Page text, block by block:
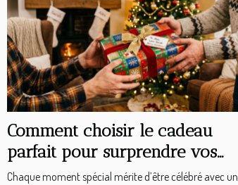
Comment choisir le cadeau
parfait pour surprendre vos
proches ?
Chaque moment spécial mérite d’être célébré avec un